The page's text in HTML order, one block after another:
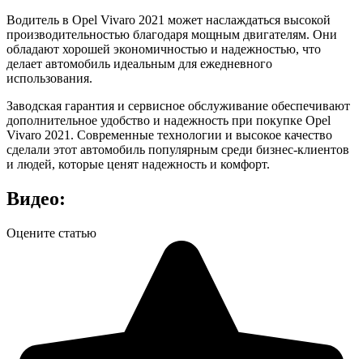
Водитель в Opel Vivaro 2021 может наслаждаться высокой
производительностью благодаря мощным двигателям. Они
обладают хорошей экономичностью и надежностью, что
делает автомобиль идеальным для ежедневного
использования.
Заводская гарантия и сервисное обслуживание обеспечивают
дополнительное удобство и надежность при покупке Opel
Vivaro 2021. Современные технологии и высокое качество
сделали этот автомобиль популярным среди бизнес-клиентов
и людей, которые ценят надежность и комфорт.
Видео:
Оцените статью